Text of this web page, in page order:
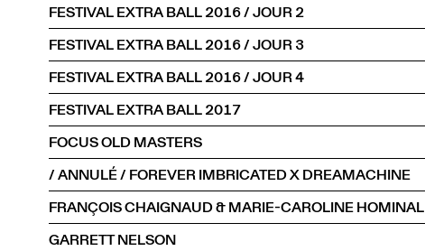
FESTIVAL EXTRA BALL 2016 / JOUR 2
FESTIVAL EXTRA BALL 2016 / JOUR 3
FESTIVAL EXTRA BALL 2016 / JOUR 4
FESTIVAL EXTRA BALL 2017
FOCUS OLD MASTERS
/ ANNULÉ / FOREVER IMBRICATED X DREAMACHINE
FRANÇOIS CHAIGNAUD & MARIE-CAROLINE HOMINAL
GARRETT NELSON